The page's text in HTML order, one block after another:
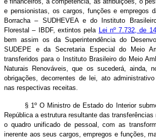
e pensionistas, os cargos, funções e empregos
Borracha – SUDHEVEA e do Instituto
Florestal – IBDF, extintos pela
Lei nº 7.732, de
bem assim os da Superintendência do
SUDEPE e da Secretaria Especial do Meio
transferidos para o Instituto Brasileiro do Meio
Naturais Renováveis, que os sucederá, ainda,
obrigações, decorrentes de lei, ato
nas respectivas receitas.
§ 1º O Ministro de Estado do Interior
República a estrutura resultante das
o quadro unificado de pessoal, com as
inerente aos seus cargos, empregos e funções,